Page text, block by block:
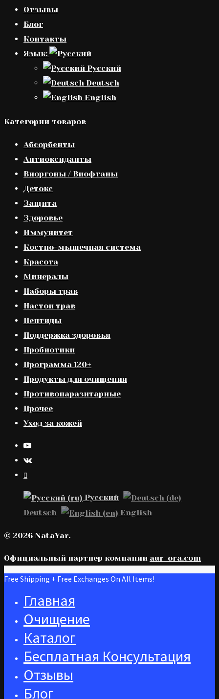
Отзывы
Блог
Контакты
Язык:
Русский
Deutsch
English
Категории товаров
Абсорбенты
Антиоксиданты
Виоргоны / Виофтаны
Детокс
Защита
Здоровье
Иммунитет
Костно-мышечная система
Красота
Минералы
Наборы трав
Настои трав
Пептиды
Поддержка здоровья
Пробиотики
Программа 120+
Продукты для очищения
Противопаразитарные
Прочее
Уход за кожей
Русский
Deutsch
English
© 2026 NataYar.
Официальный партнер компании aur-ora.сom
Free Shipping + Free Exchanges On All Items!
Главная
Очищение
Каталог
Бесплатная Консультация
Отзывы
Блог